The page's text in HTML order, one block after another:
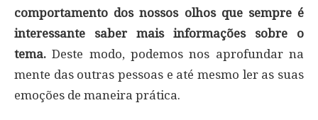
comportamento dos nossos olhos que sempre é
interessante saber mais informações sobre o
tema. Deste modo, podemos nos aprofundar na
mente das outras pessoas e até mesmo ler as suas
emoções de maneira prática.